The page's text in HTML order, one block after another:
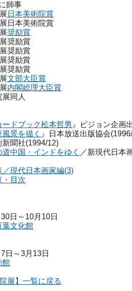
師事
日本美術院賞
日本美術院賞
奨励賞
奨励賞
奨励賞
奨励賞
奨励賞
文部大臣賞
内閣総理大臣賞
人
ドブック松本哲男 』ビジョン企画
景を描く 』日本放送出版協会
新聞社(1994/12)
中国・インドをゆく ／新現代日本
現代日本画家編(3)
・目次
日～10月10日
葉文化館
日～3月13日
館
展】一覧に戻る